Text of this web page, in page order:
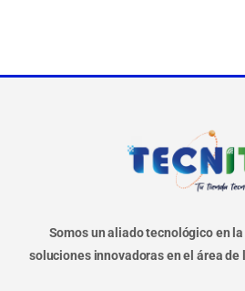
Somos un aliado tecnológico en
soluciones innovadoras en el área